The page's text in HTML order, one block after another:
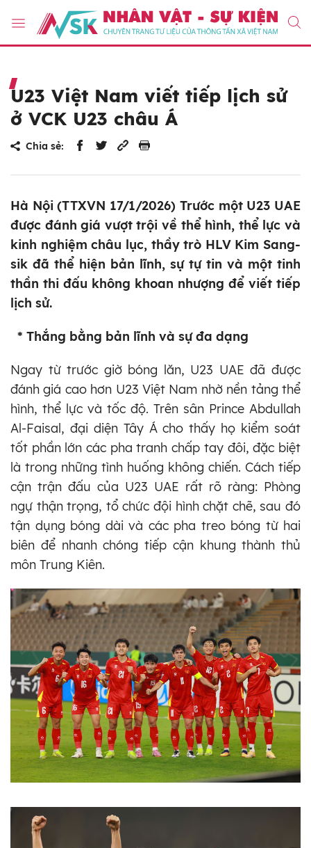
U23 Việt Nam viết tiếp lịch sử
ở VCK U23 châu Á
Chia sẻ:
Hà Nội (TTXVN 17/1/2026) Trước một U23 UAE
được đánh giá vượt trội về thể hình, thể lực và
kinh nghiệm châu lục, thầy trò HLV Kim Sang-
sik đã thể hiện bản lĩnh, sự tự tin và một tinh
thần thi đấu không khoan nhượng để viết tiếp
lịch sử.
* Thắng bằng bản lĩnh và sự đa dạng
Ngay từ trước giờ bóng lăn, U23 UAE đã được
đánh giá cao hơn U23 Việt Nam nhờ nền tảng thể
hình, thể lực và tốc độ. Trên sân Prince Abdullah
Al-Faisal, đại diện Tây Á cho thấy họ kiểm soát
tốt phần lớn các pha tranh chấp tay đôi, đặc biệt
là trong những tình huống không chiến. Cách tiếp
cận trận đấu của U23 UAE rất rõ ràng: Phòng
ngự thận trọng, tổ chức đội hình chặt chẽ, sau đó
tận dụng bóng dài và các pha treo bóng từ hai
biên để nhanh chóng tiếp cận khung thành thủ
môn Trung Kiên.